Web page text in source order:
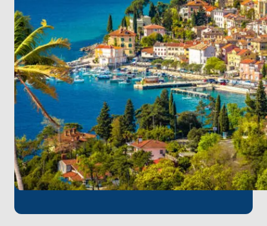
Cres Adası.Berrak koyları, el
değmemiş doğası ve ortaçağdan kalma tepe
köyleri
ile ünlü bu adada,Lubenice’nin taş
sokaklarında dolaşarak nefes kesici manzaralara
tanık olabilirsiniz. YolculuğunuzuMali Lošinj’de
sürdürüyor, bu hareketli ada kasabasındarenkli
limanı, çam ormanları ve yunusların yaşadığı
sularıyla
Adriyatik’in doğal güzelliğini
keşfediyorsunuz.
Denizden çıkarılan 2.000 yıllık
Yunan Apoxyomenos heykelinin sergilendiği
Apoxyomenos Müzesiburada ziyaret edilebilecek
en özel noktalardan biri.
Sıradaki durakRab Adası."Aşk Adası"olarak anılan
bu eşsiz yer,ortaçağ kasabası, altın kumlu plajları
ve hareketli sahil kafeleriylebüyüleyici bir deneyim
keşfederekbu tarihi atmosferin tadını